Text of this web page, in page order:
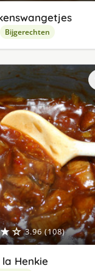
Bijgerechten
3.96 (108)
Henkie